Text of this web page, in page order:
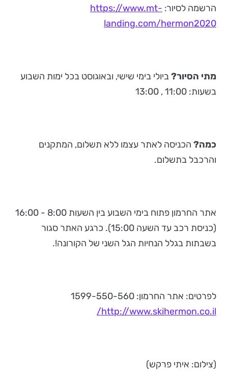
הרשמה לסיור: https://www.mt-
landing.com/hermon2020
מתי הסיור?ביולי בימי שישי, ובאוגוסט בכל ימות השבוע
בשעות: 11:00 , 13:00
כמה? הכניסה לאתר עצמו ללא תשלום, המתקנים
והרכבל בתשלום.
אתר החרמון פתוח בימי השבוע בין השעות 8:00 - 16:00
(כניסת רכב עד השעה 15:00). כרגע האתר סגור
בשבתות בגלל הנחיות הגל השני של הקורונה!.
לפרטים: אתר החרמון: 1599-550-560
http://www.skihermon.co.il/
(צילום: איתי פרקש)